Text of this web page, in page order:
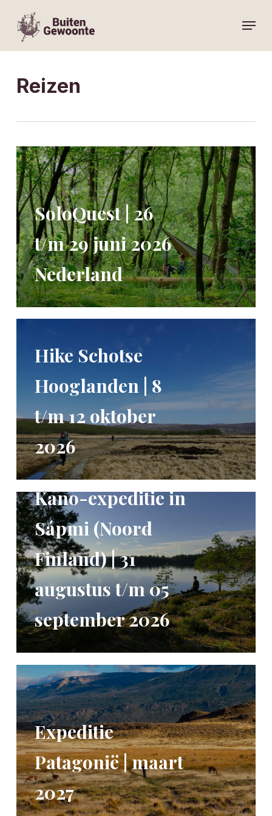
main
Menu
Reizen
SoloQuest | 26
t/m 29 juni 2026
Nederland
Hike Schotse
Hooglanden | 8
t/m 12 oktober
2026
Kano-expeditie in
Sápmi (Noord
Finland) | 31
augustus t/m 05
september 2026
Expeditie
Patagonië | maart
2027